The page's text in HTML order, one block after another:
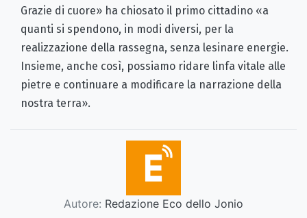
Grazie di cuore» ha chiosato il primo cittadino «a
quanti si spendono, in modi diversi, per la
realizzazione della rassegna, senza lesinare energie.
Insieme, anche così, possiamo ridare linfa vitale alle
pietre e continuare a modificare la narrazione della
nostra terra».
Autore: Redazione Eco dello Jonio